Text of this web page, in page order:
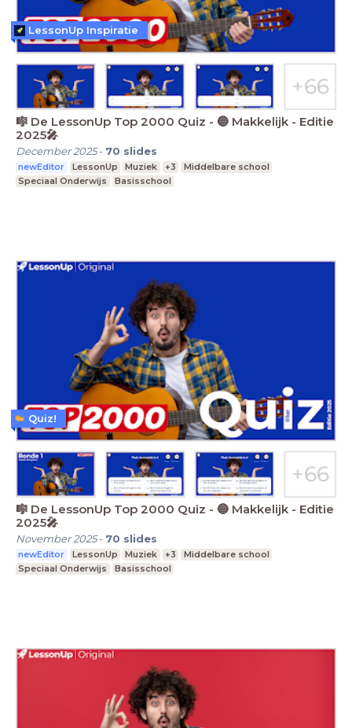
🎼 De LessonUp Top 2000 Quiz - 🔵 Makkelijk - Editie
2025🎤
December 2025- 70 slides
newEditor LessonUp Muziek +3
Middelbare school
Speciaal Onderwijs
Basisschool
LessonUp Inspiratie
🎼 De LessonUp Top 2000 Quiz - 🔵 Makkelijk - Editie
2025🎤
November 2025- 70 slides
newEditor LessonUp Muziek +3
Middelbare school
Speciaal Onderwijs
Basisschool
Quiz!